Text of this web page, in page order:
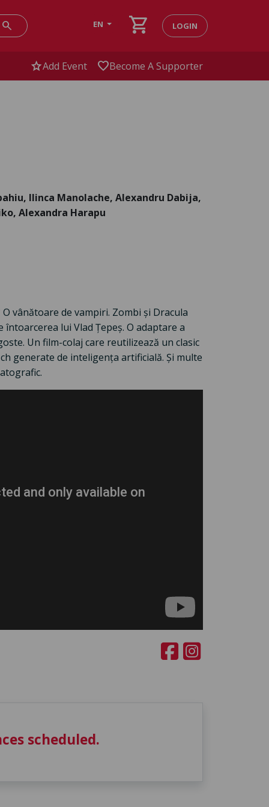
search EN shopping_cart LOGIN
starAdd Event favoriteBecome A Supporter
Ilinca Manolache, Alexandru Dabija,
Alexandra Harapu
vânătoare de vampiri. Zombi și Dracula
lui Vlad Țepeș. O adaptare a
Un film-colaj care reutilizează un clasic
generate de inteligența artificială. Și multe
scheduled.